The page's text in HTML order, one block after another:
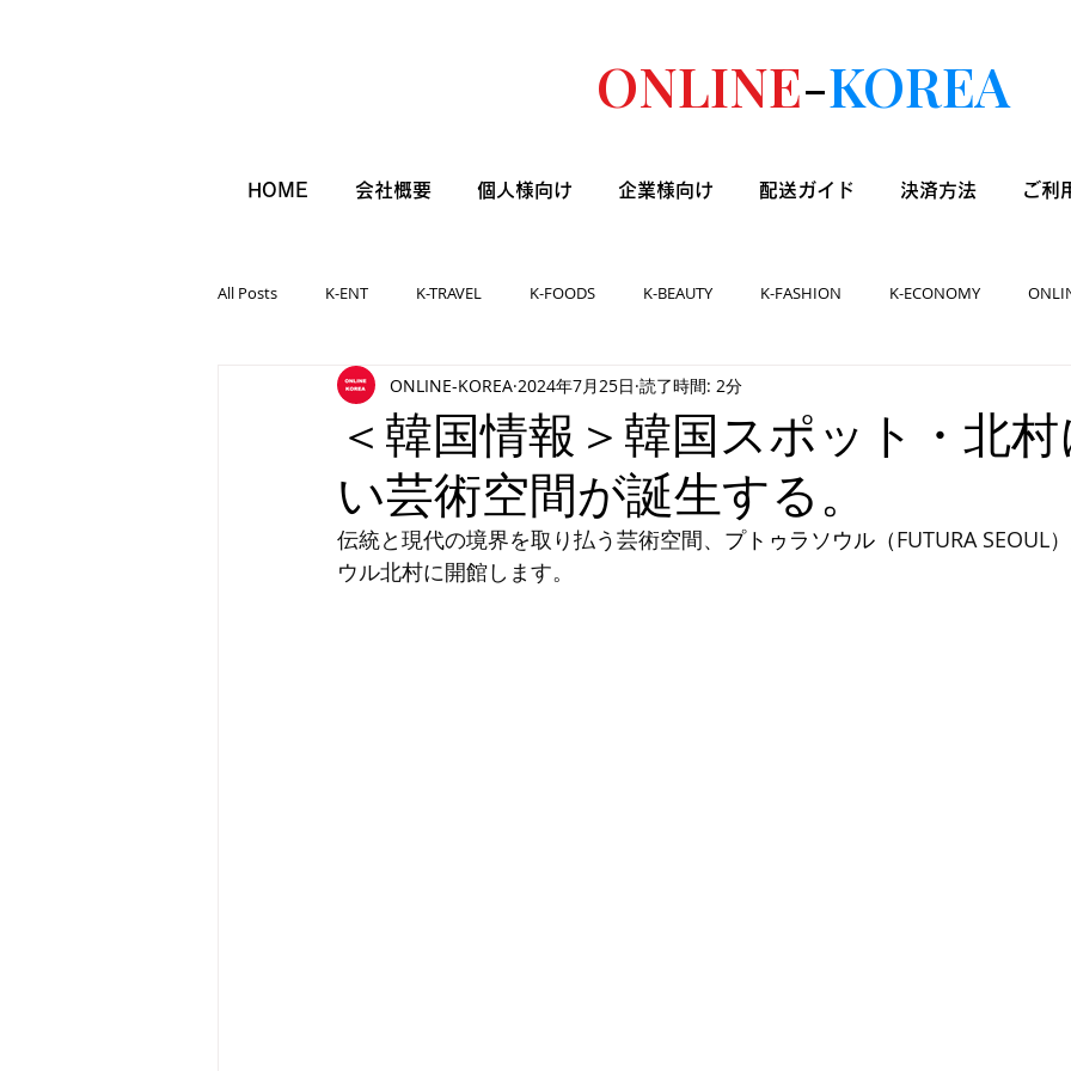
ONLINE-KOREA
HOME 会社概要 個人様向け 企業様向け 配送ガイド 決済方法 ご利
All Posts K-ENT K-TRAVEL K-FOODS K-BEAUTY K-FASHION K-ECONOMY
＜韓国情報＞韓国スポット・北村
い芸術空間が誕生する。
ONLINE-KOREA 2024年7月25日 読了時間: 2分
伝統と現代の境界を取り払う芸術空間、 プトゥラソウル（FUTURA SEOUL
ウル北村に開館します。